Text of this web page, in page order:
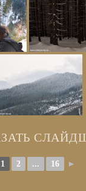
1 2 ... 16 ►